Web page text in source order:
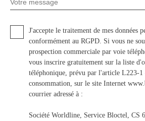
Votre message
J'accepte le traitement de mes données
conformément au RGPD. Si vous ne
prospection commerciale par voie
vous inscrire gratuitement sur la liste
téléphonique, prévu par l'article L223-1
consommation, sur le site Internet
courrier adressé à :
Société Worldline, Service Bloctel, CS